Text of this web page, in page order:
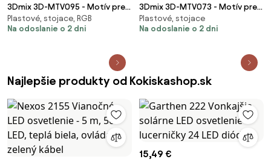
3Dmix 3D-MTV095 - Motív pre
3D LED nočnú lampu - Joker
Plastové, stojace, RGB
Na odoslanie o 2 dni
3Dmix 3D-MTV073 - Motív pre
3D LED nočnú lampu -
Minecraft
Plastové, stojace
Na odoslanie o 2 dni
Najlepšie produkty od Kokiskashop.sk
15,49 €